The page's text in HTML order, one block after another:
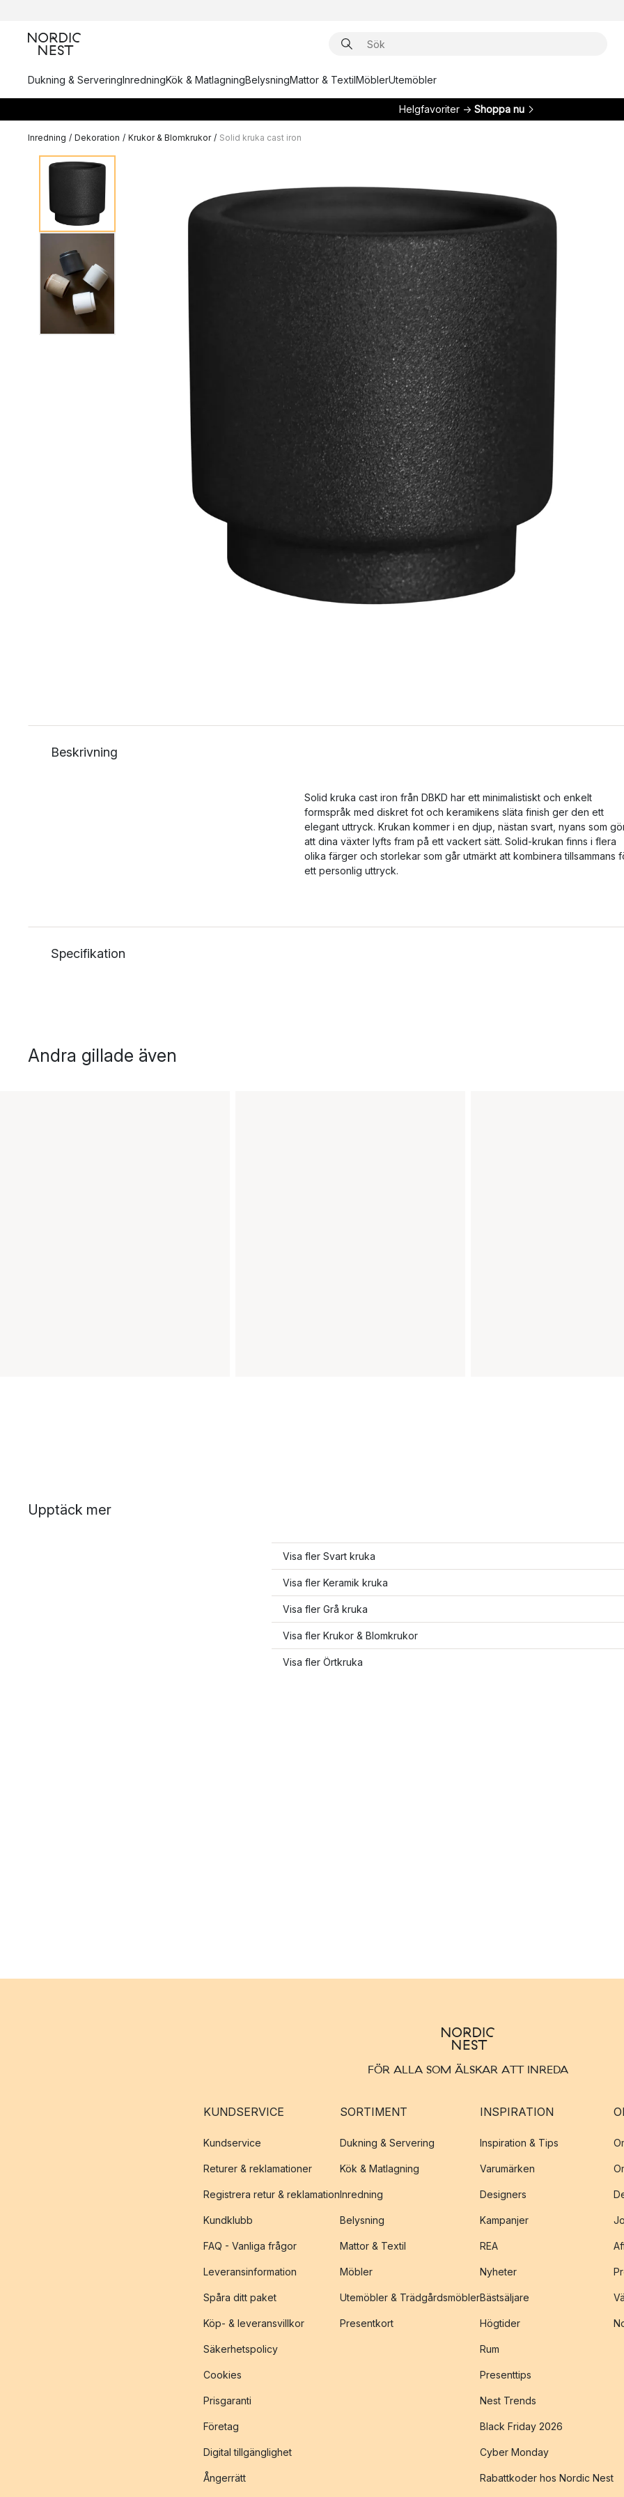
Dukning & ServeringInredningKök & MatlagningBelysningMattor & TextilMöblerUtemöbler
Helgfavoriter → Shoppa nu
Inredning / Dekoration / Krukor & Blomkrukor / Solid kruka cast iron
Beskrivning
Solid kruka cast iron från DBKD har ett minimalistiskt och enkelt
formspråk med diskret fot och keramikens släta finish ger den ett
elegant uttryck. Krukan kommer i en djup, nästan svart, nyans som
att dina växter lyfts fram på ett vackert sätt. Solid-krukan finns i flera
olika färger och storlekar som går utmärkt att kombinera tillsammans
ett personlig uttryck.
Specifikation
Andra gillade även
Upptäck mer
Visa fler Svart kruka
Visa fler Keramik kruka
Visa fler Grå kruka
Visa fler Krukor & Blomkrukor
Visa fler Örtkruka
FÖR ALLA SOM ÄLSKAR ATT INREDA
KUNDSERVICE
Kundservice
Returer & reklamationer
Registrera retur & reklamation
Kundklubb
FAQ - Vanliga frågor
Leveransinformation
Spåra ditt paket
Köp- & leveransvillkor
Säkerhetspolicy
Cookies
Prisgaranti
Företag
Digital tillgänglighet
Ångerrätt
SORTIMENT
Dukning & Servering
Kök & Matlagning
Inredning
Belysning
Mattor & Textil
Möbler
Utemöbler & Trädgårdsmöbler
Presentkort
INSPIRATION
Inspiration & Tips
Varumärken
Designers
Kampanjer
REA
Nyheter
Bästsäljare
Högtider
Rum
Presenttips
Nest Trends
Black Friday 2026
Cyber Monday
Rabattkoder hos Nordic Nest